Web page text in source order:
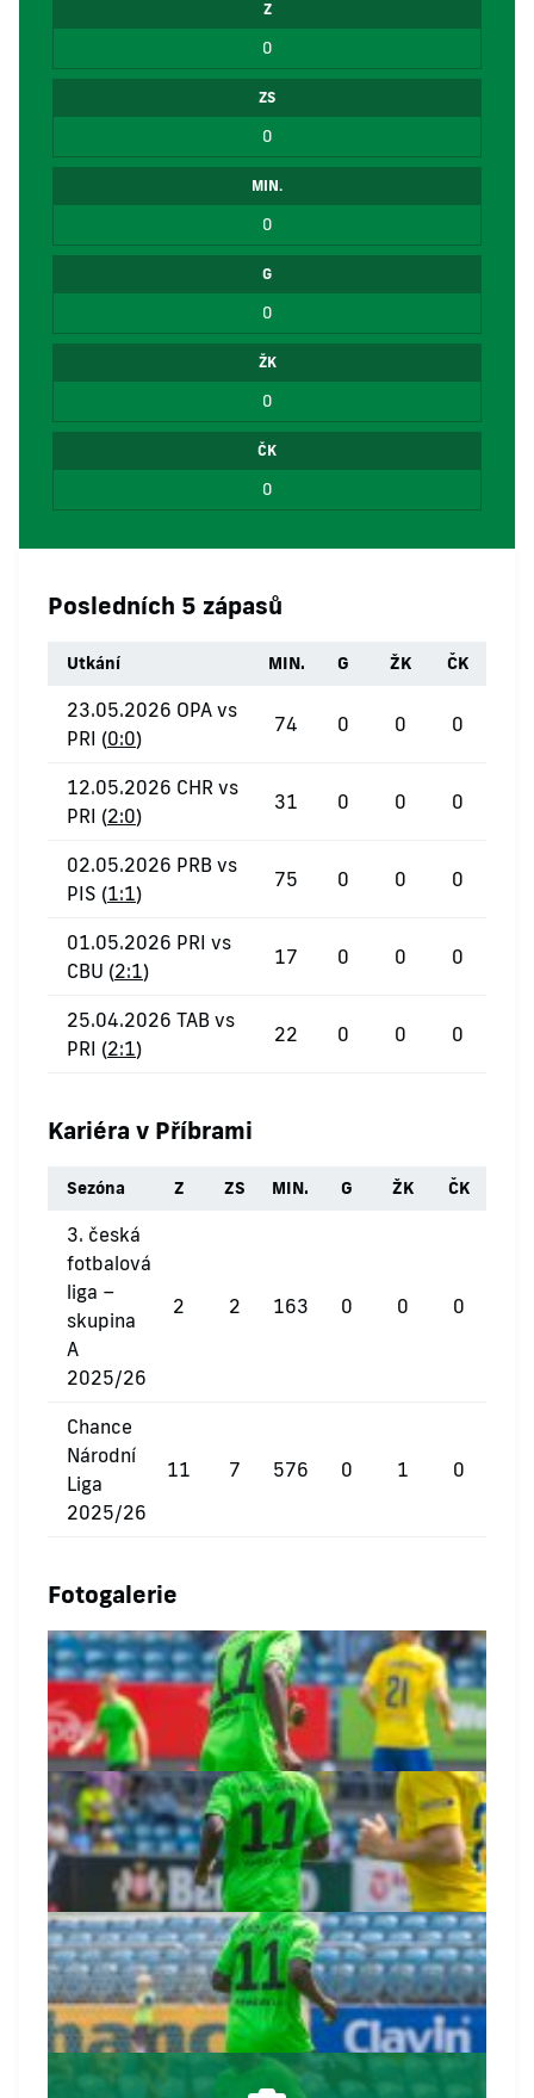
Z
0
ZS
0
MIN.
0
G
0
ŽK
0
ČK
0
Posledních 5 zápasů
Utkání MIN. G ŽK ČK
23.05.2026 OPA vs
PRI (0:0)
74 0 0 0
12.05.2026 CHR vs
PRI (2:0)
31 0 0 0
02.05.2026 PRB vs
PIS (1:1)
75 0 0 0
01.05.2026 PRI vs
CBU (2:1)
17 0 0 0
25.04.2026 TAB vs
PRI (2:1)
22 0 0 0
Kariéra v Příbrami
Sezóna Z ZS MIN. G ŽK ČK
3. česká
fotbalová
liga –
skupina
A
2025/26
2 2 163 0 0 0
Chance
Národní
Liga
2025/26
11 7 576 0 1 0
Fotogalerie